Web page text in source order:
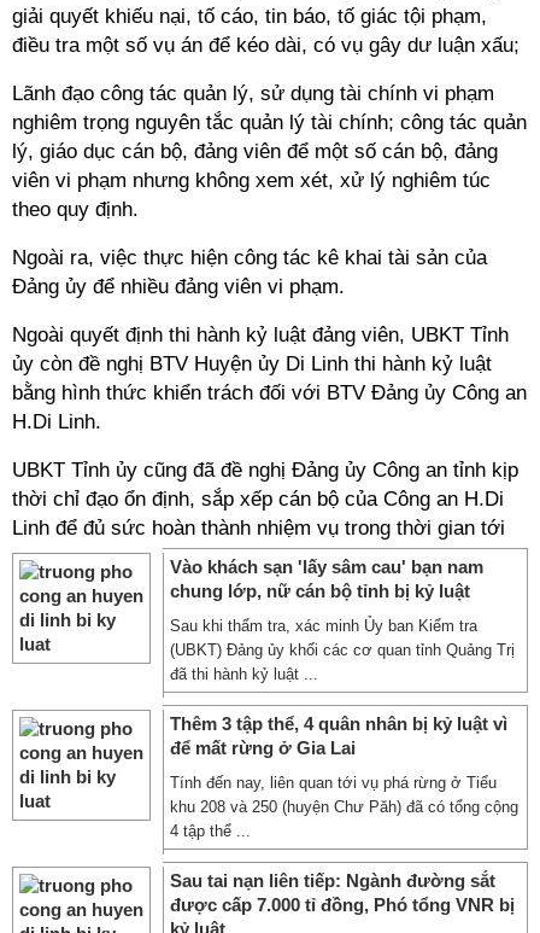
giải quyết khiếu nại, tố cáo, tin báo, tố giác tội phạm,
điều tra một số vụ án để kéo dài, có vụ gây dư luận xấu;
Lãnh đạo công tác quản lý, sử dụng tài chính vi phạm
nghiêm trọng nguyên tắc quản lý tài chính; công tác quản
lý, giáo dục cán bộ, đảng viên để một số cán bộ, đảng
viên vi phạm nhưng không xem xét, xử lý nghiêm túc
theo quy định.
Ngoài ra, việc thực hiện công tác kê khai tài sản của
Đảng ủy để nhiều đảng viên vi phạm.
Ngoài quyết định thi hành kỷ luật đảng viên, UBKT Tỉnh
ủy còn đề nghị BTV Huyện ủy Di Linh thi hành kỷ luật
bằng hình thức khiển trách đối với BTV Đảng ủy Công an
H.Di Linh.
UBKT Tỉnh ủy cũng đã đề nghị Đảng ủy Công an tỉnh kịp
thời chỉ đạo ổn định, sắp xếp cán bộ của Công an H.Di
Linh để đủ sức hoàn thành nhiệm vụ trong thời gian tới
Vào khách sạn 'lấy sâm cau' bạn nam
chung lớp, nữ cán bộ tỉnh bị kỷ luật
Sau khi thẩm tra, xác minh Ủy ban Kiểm tra
(UBKT) Đảng ủy khối các cơ quan tỉnh Quảng Trị
đã thi hành kỷ luật ...
Thêm 3 tập thể, 4 quân nhân bị kỷ luật vì
để mất rừng ở Gia Lai
Tính đến nay, liên quan tới vụ phá rừng ở Tiểu
khu 208 và 250 (huyện Chư Păh) đã có tổng cộng
4 tập thể ...
Sau tai nạn liên tiếp: Ngành đường sắt
được cấp 7.000 tỉ đồng, Phó tổng VNR bị
kỷ luật